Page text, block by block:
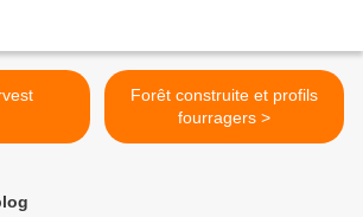
Forêt construite et profils
fourragers >